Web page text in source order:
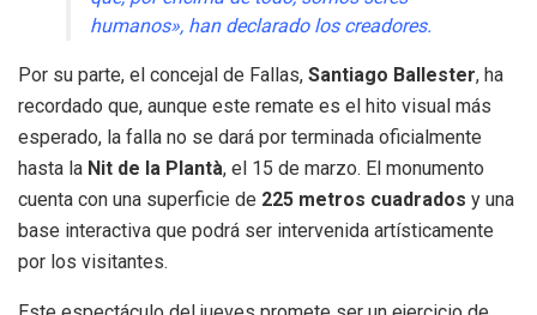
humanos», han declarado los creadores.
Por su parte, el concejal de Fallas, Santiago Ballester, ha
recordado que, aunque este remate es el hito visual más
esperado, la falla no se dará por terminada oficialmente
hasta la Nit de la Plantà, el 15 de marzo. El monumento
cuenta con una superficie de 225 metros cuadrados y una
base interactiva que podrá ser intervenida artísticamente
por los visitantes.